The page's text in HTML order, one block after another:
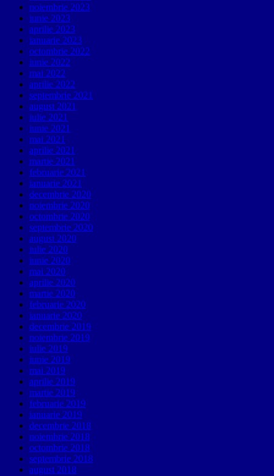
noiembrie 2023
iunie 2023
aprilie 2023
ianuarie 2023
octombrie 2022
iunie 2022
mai 2022
aprilie 2022
septembrie 2021
august 2021
iulie 2021
iunie 2021
mai 2021
aprilie 2021
martie 2021
februarie 2021
ianuarie 2021
decembrie 2020
noiembrie 2020
octombrie 2020
septembrie 2020
august 2020
iulie 2020
iunie 2020
mai 2020
aprilie 2020
martie 2020
februarie 2020
ianuarie 2020
decembrie 2019
noiembrie 2019
iulie 2019
iunie 2019
mai 2019
aprilie 2019
martie 2019
februarie 2019
ianuarie 2019
decembrie 2018
noiembrie 2018
octombrie 2018
septembrie 2018
august 2018